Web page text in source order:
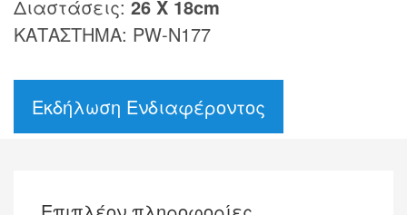
Διαστάσεις: 26 Χ 18cm
ΚΑΤΑΣΤΗΜΑ: PW-N177
Εκδήλωση Ενδιαφέροντος